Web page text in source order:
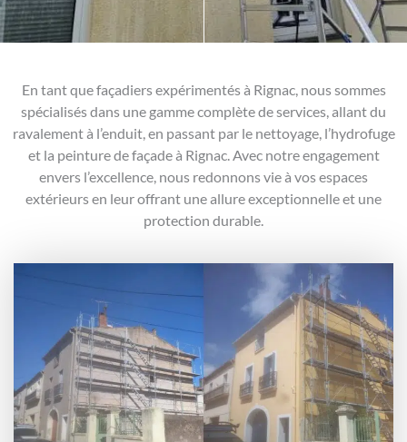
En tant que façadiers expérimentés à Rignac, nous sommes
spécialisés dans une gamme complète de services, allant du
ravalement à l’enduit, en passant par le nettoyage, l’hydrofuge
et la peinture de façade à Rignac. Avec notre engagement
envers l’excellence, nous redonnons vie à vos espaces
extérieurs en leur offrant une allure exceptionnelle et une
protection durable.